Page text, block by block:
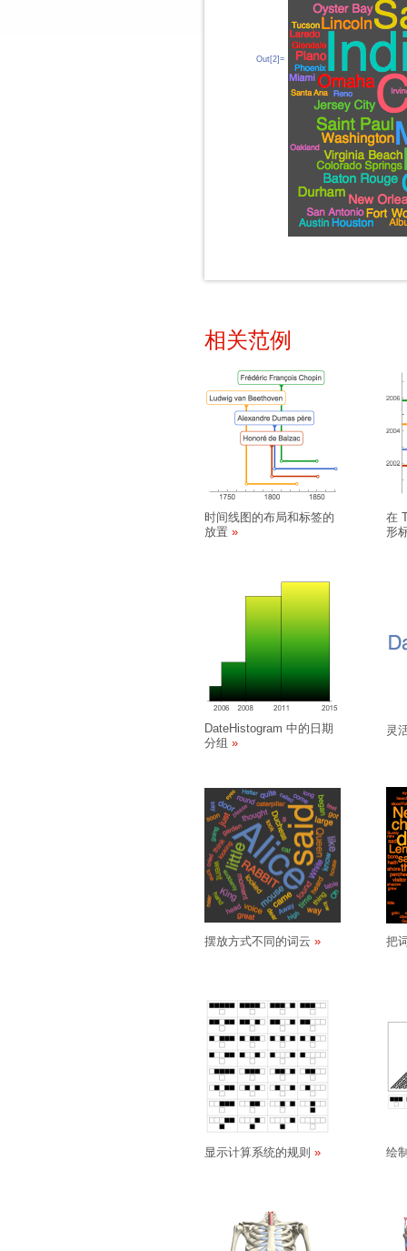
Out[2]=
相关范例
时间线图的布局和标签的
放置
在
形
DateHistogram 中的日期
分组
灵
摆放方式不同的词云 把
显示计算系统的规则 绘